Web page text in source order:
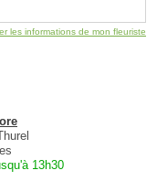
les informations de mon fleuriste
13h30